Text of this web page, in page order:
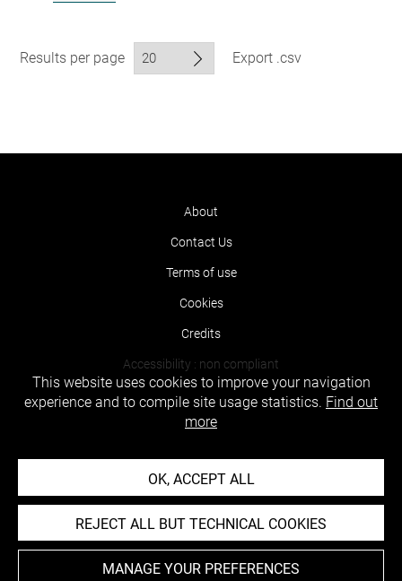
Results per page Export .csv
About
Contact Us
Terms of use
Cookies
Credits
Accessibility : non compliant
This website uses cookies to improve your navigation
experience and to compile site usage statistics. Find out
more
OK, ACCEPT ALL
REJECT ALL BUT TECHNICAL COOKIES
MANAGE YOUR PREFERENCES